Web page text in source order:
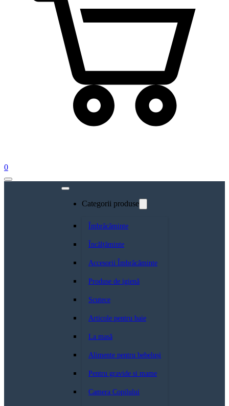
0
Categorii produse
Îmbrăcăminte
Încălțăminte
Accesorii Îmbrăcăminte
Produse de igienă
Scutece
Articole pentru baie
La masă
Alimente pentru bebeluși
Pentru gravide si mame
Camera Copilului